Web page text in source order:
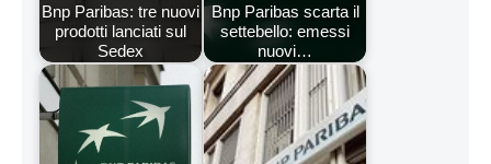
Bnp Paribas: tre nuovi
prodotti lanciati sul
Sedex
Bnp Paribas scarta il
settebello: emessi
nuovi…